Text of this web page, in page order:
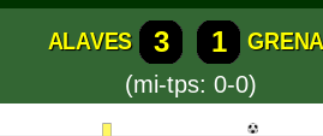
ALAVES 3 1
(mi-tps: 0-0)